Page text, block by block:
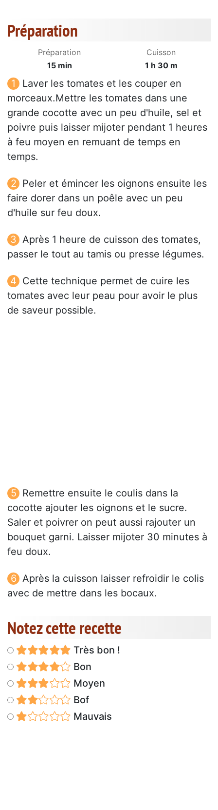
Préparation
Préparation
15 min
Cuisson
1 h 30 m
Laver les tomates et les couper en
morceaux.Mettre les tomates dans une
grande cocotte avec un peu d'huile, sel et
poivre puis laisser mijoter pendant 1 heures
à feu moyen en remuant de temps en
temps.
Peler et émincer les oignons ensuite les
faire dorer dans un poêle avec un peu
d'huile sur feu doux.
Après 1 heure de cuisson des tomates,
passer le tout au tamis ou presse légumes.
Cette technique permet de cuire les
tomates avec leur peau pour avoir le plus
de saveur possible.
Remettre ensuite le coulis dans la
cocotte ajouter les oignons et le sucre.
Saler et poivrer on peut aussi rajouter un
bouquet garni. Laisser mijoter 30 minutes à
feu doux.
Après la cuisson laisser refroidir le colis
avec de mettre dans les bocaux.
Notez cette recette
Très bon !
Bon
Moyen
Bof
Mauvais